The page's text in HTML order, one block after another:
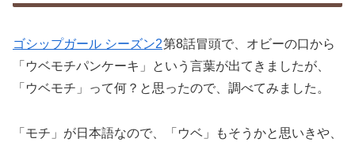
ゴシップガール シーズン2第8話冒頭で、オビーの口から
「ウベモチパンケーキ」という言葉が出てきましたが、
「ウベモチ」って何？と思ったので、調べてみました。
「モチ」が日本語なので、「ウベ」もそうかと思いきや、